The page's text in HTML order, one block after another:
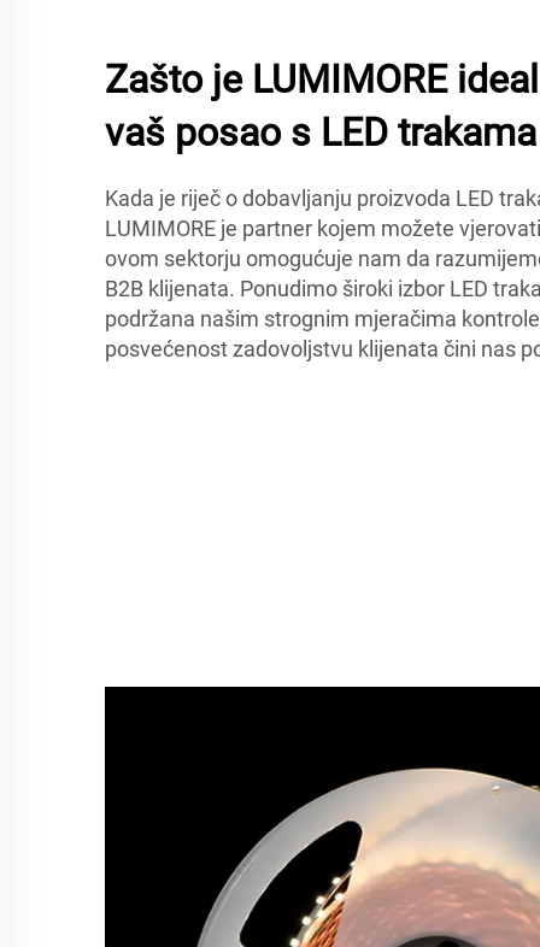
Zašto je LUMIMORE
vaš posao s LED trakama
Kada je riječ o dobavljanju proizvoda LED
LUMIMORE je partner kojem možete
ovom sektorju omogućuje nam da
B2B klijenata. Ponudimo široki izbor LED
podržana našim strognim mjeračima
posvećenost zadovoljstvu klijenata čini nas